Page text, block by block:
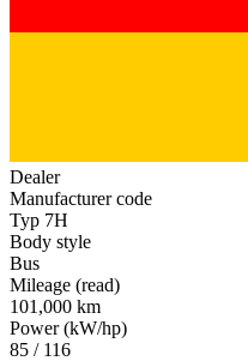
Dealer
Manufacturer code
Typ 7H
Body style
Bus
Mileage (read)
101,000 km
Power (kW/hp)
85 / 116